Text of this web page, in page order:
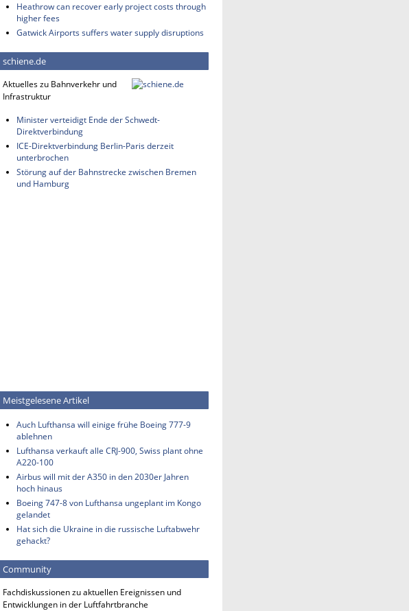
Heathrow can recover early project costs through
higher fees
Gatwick Airports suffers water supply disruptions
schiene.de
Aktuelles zu Bahnverkehr und
Infrastruktur
Minister verteidigt Ende der Schwedt-
Direktverbindung
ICE-Direktverbindung Berlin-Paris derzeit
unterbrochen
Störung auf der Bahnstrecke zwischen Bremen
und Hamburg
Meistgelesene Artikel
Auch Lufthansa will einige frühe Boeing 777-9
ablehnen
Lufthansa verkauft alle CRJ-900, Swiss plant ohne
A220-100
Airbus will mit der A350 in den 2030er Jahren
hoch hinaus
Boeing 747-8 von Lufthansa ungeplant im Kongo
gelandet
Hat sich die Ukraine in die russische Luftabwehr
gehackt?
Community
Fachdiskussionen zu aktuellen Ereignissen und
Entwicklungen in der Luftfahrtbranche